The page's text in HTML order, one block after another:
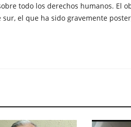
todo los derechos humanos. El
el que ha sido gravemente